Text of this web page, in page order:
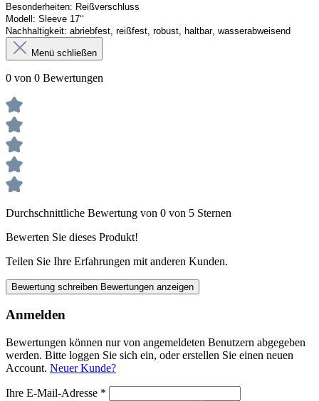
Besonderheiten: Reißverschluss
Modell: Sleeve 17‘‘
Nachhaltigkeit: abriebfest, reißfest, robust, haltbar, wasserabweisend
Menü schließen
0 von 0 Bewertungen
Durchschnittliche Bewertung von 0 von 5 Sternen
Bewerten Sie dieses Produkt!
Teilen Sie Ihre Erfahrungen mit anderen Kunden.
Bewertung schreiben Bewertungen anzeigen
Anmelden
Bewertungen können nur von angemeldeten Benutzern abgegeben
werden. Bitte loggen Sie sich ein, oder erstellen Sie einen neuen
Account. Neuer Kunde?
Ihre E-Mail-Adresse *